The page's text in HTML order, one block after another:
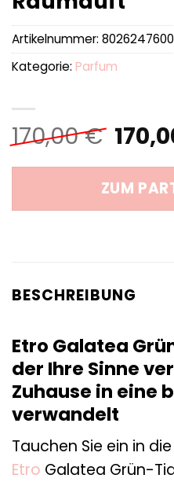
170,00€
Preis
war:
ZUM
Artikelnummer:
Kategorie: Parfum
BESCHREIBUNG
Etro Galatea
der Ihre Sinne
Zuhause in eine
verwandelt
Tauchen Sie ein in
Etro Galatea Grün-